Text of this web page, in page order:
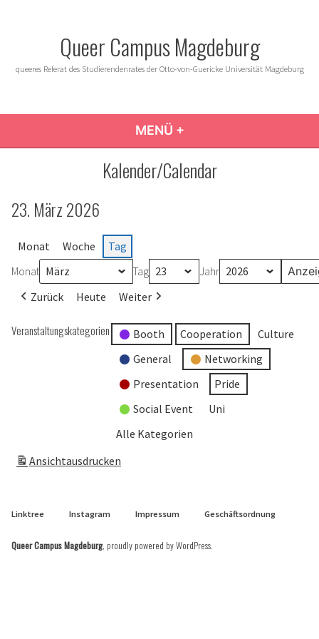
Queer Campus Magdeburg
queeres Referat des Studierendenrates der Otto-von-Guericke Universität Magdeburg
MENÜ +
Kalender/Calendar
23. März 2026
Monat Woche Tag
Monat Tag Jahr
Zurück Heute Weiter
Veranstaltungskategorien Booth Cooperation
Culture
General
Networking
Presentation
Pride
Social Event
Uni
Alle Kategorien
Ansichtausdrucken
Linktree Instagram Impressum Geschäftsordnung
Queer Campus Magdeburg, proudly powered by WordPress.